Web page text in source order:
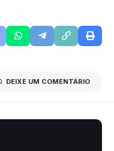
DEIXE UM COMENTÁRIO